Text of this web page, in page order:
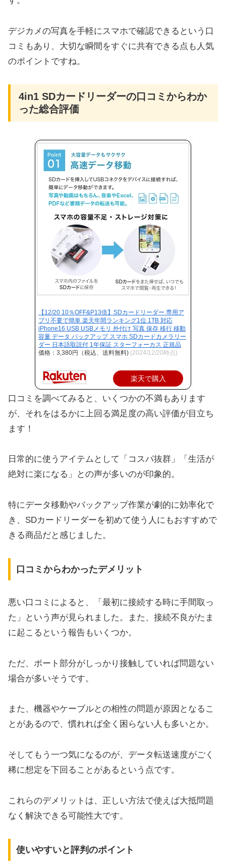
デジカメの写真を手軽にスマホで確認できるという口
コミもあり、大切な瞬間をすぐに共有できる点も人気
のポイントですね。
4in1 SDカードリーダーの口コミからわか
った総合評価
【12/20 10％OFF&P13倍】SDカードリーダー 専用ア
プリ不要で簡単 楽天年間ランキング1位 1TB 対応
iPhone16 USB USBメモリ 外付け 写真 保存 移行 移動
容量 データ バックアップ スマホ SDカードカメラリー
ダー 日本語取説付 1年保証 スターフォーカス 正規品
価格：3,380円（税込、送料無料) (2024/12/20時点)
楽天で購入
口コミを調べてみると、いくつかの不満もあります
が、それをはるかに上回る満足度の高い評価が目立ち
ます！
日常的に使うアイテムとして「コスパ抜群」「生活が
絶対に楽になる」との声が多いのが印象的。
特にデータ移動やバックアップ作業が劇的に効率化で
き、SDカードリーダーを初めて使う人にもおすすめで
きる商品だと感じました。
口コミからわかったデメリット
悪い口コミによると、「最初に接続する時に手間取っ
た」という声が見られました。また、接続不良がたま
に起こるという報告もいくつか。
ただ、ポート部分がしっかり接触していれば問題ない
場合が多いそうです。
また、機器やケーブルとの相性の問題が原因となるこ
とがあるので、慣れれば全く困らない人も多いとか。
そしてもう一つ気になるのが、データ転送速度がごく
稀に想定を下回ることがあるという点です。
これらのデメリットは、正しい方法で使えば大抵問題
なく解決できる可能性大です。
使いやすいと評判のポイント